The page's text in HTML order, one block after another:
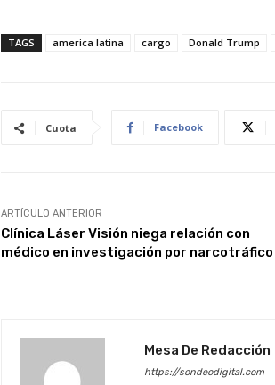
TAGS america latina cargo Donald Trump
Cuota Facebook
ARTÍCULO ANTERIOR
Clínica Láser Visión niega relación con
médico en investigación por narcotráfico
Mesa De Redacción
https://sondeodigital.com